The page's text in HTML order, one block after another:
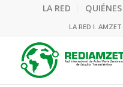
LA RED
LA RED I.